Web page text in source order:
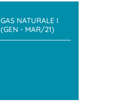
NATURALE I
- MAR/21)